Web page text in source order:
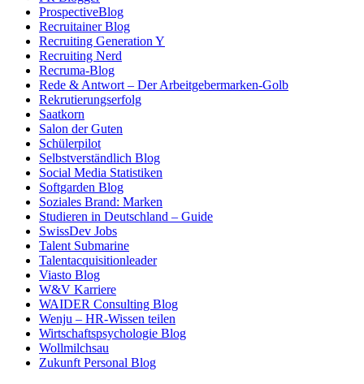
ProspectiveBlog
Recruitainer Blog
Recruiting Generation Y
Recruiting Nerd
Recruma-Blog
Rede & Antwort – Der Arbeitgebermarken-Golb
Rekrutierungserfolg
Saatkorn
Salon der Guten
Schülerpilot
Selbstverständlich Blog
Social Media Statistiken
Softgarden Blog
Soziales Brand: Marken
Studieren in Deutschland – Guide
SwissDev Jobs
Talent Submarine
Talentacquisitionleader
Viasto Blog
W&V Karriere
WAIDER Consulting Blog
Wenju – HR-Wissen teilen
Wirtschaftspsychologie Blog
Wollmilchsau
Zukunft Personal Blog